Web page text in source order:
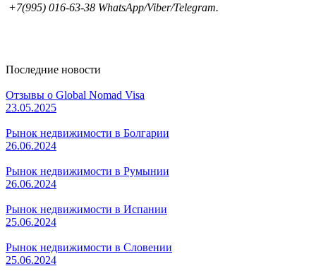
+7(995) 016-63-38 WhatsApp/Viber/Telegram.
Последние новости
Отзывы о Global Nomad Visa
23.05.2025
Рынок недвижимости в Болгарии
26.06.2024
Рынок недвижимости в Румынии
26.06.2024
Рынок недвижимости в Испании
25.06.2024
Рынок недвижимости в Словении
25.06.2024